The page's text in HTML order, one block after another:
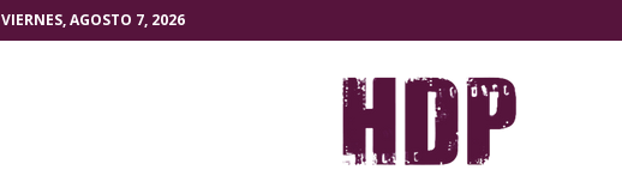
VIERNES, AGOSTO 7, 2026